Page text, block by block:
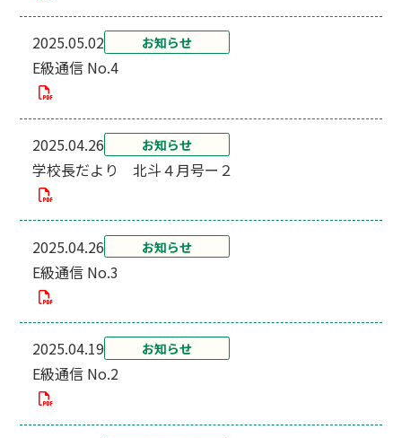
2025.05.02 お知らせ
E級通信 No.4
2025.04.26 お知らせ
学校長だより 北斗４月号ー２
2025.04.26 お知らせ
E級通信 No.3
2025.04.19 お知らせ
E級通信 No.2